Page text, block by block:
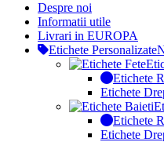
Despre noi
Informatii utile
Livrari in EUROPA
Etichete Personalizate
Etichete
Etichete
Etichete
Etichete